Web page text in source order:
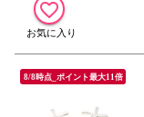
8/8時点_ポイント最大11倍